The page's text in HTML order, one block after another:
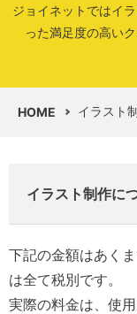
ジョイネットではイ
った満足度の高い
HOME イラスト
イラスト制作に
下記の金額はあく
は全て税別です。
実際の料金は、使